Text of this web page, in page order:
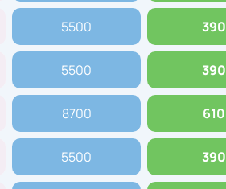
5500
5500
8700
5500